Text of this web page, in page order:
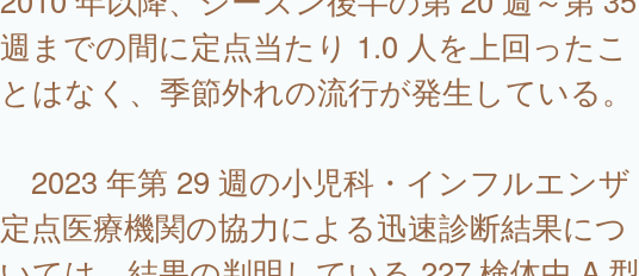
週までの間に定点当たり 1.0 人を上回ったこ
とはなく、季節外れの流行が発生している。
2023 年第 29 週の小児科・インフルエンザ
定点医療機関の協力による迅速診断結果につ